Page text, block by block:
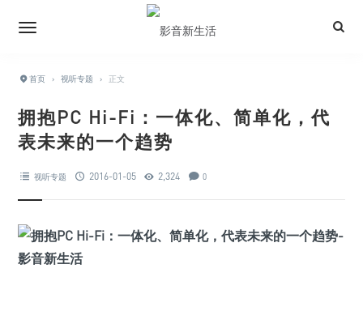
首页 › 视听专题 › 正文
拥抱PC Hi-Fi：一体化、简单化，代
表未来的一个趋势
视听专题 2016-01-05 2,324 0